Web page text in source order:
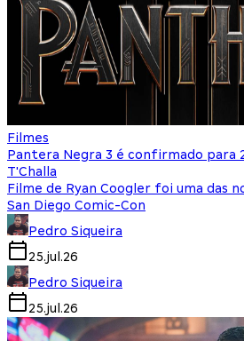
Filmes
Pantera Negra 3 é confirmado para
T'Challa
Filme de Ryan Coogler foi uma das
San Diego Comic-Con
Pedro Siqueira
25.jul.26
Pedro Siqueira
25.jul.26